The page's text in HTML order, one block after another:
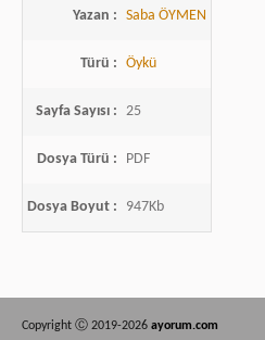
Yazan : Saba ÖYMEN
Türü : Öykü
Sayfa Sayısı : 25
Dosya Türü : PDF
Dosya Boyut : 947Kb
Copyright Ⓒ 2019-2026 ayorum.com